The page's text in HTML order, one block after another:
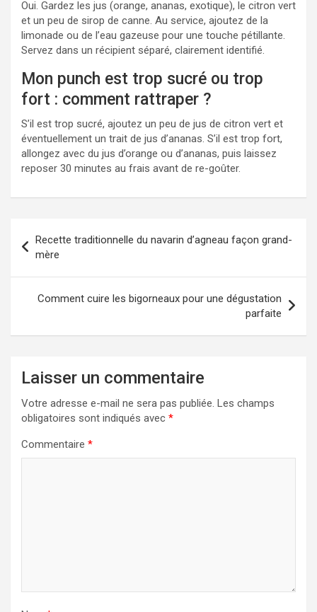
Oui. Gardez les jus (orange, ananas, exotique), le citron vert
et un peu de sirop de canne. Au service, ajoutez de la
limonade ou de l’eau gazeuse pour une touche pétillante.
Servez dans un récipient séparé, clairement identifié.
Mon punch est trop sucré ou trop
fort : comment rattraper ?
S’il est trop sucré, ajoutez un peu de jus de citron vert et
éventuellement un trait de jus d’ananas. S’il est trop fort,
allongez avec du jus d’orange ou d’ananas, puis laissez
reposer 30 minutes au frais avant de re-goûter.
de
l’article
Recette traditionnelle du navarin d’agneau façon grand-
mère
Comment cuire les bigorneaux pour une dégustation
parfaite
Laisser un commentaire
Votre adresse e-mail ne sera pas publiée. Les champs
obligatoires sont indiqués avec *
Commentaire *